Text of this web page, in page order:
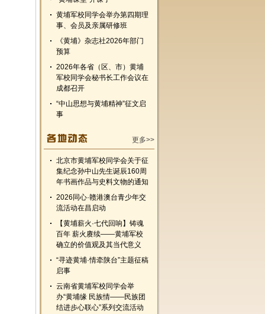
黄埔军校同学会举办第四期理
事、会员及亲属研修班
《黄埔》杂志社2026年部门
预算
2026年各省（区、市）黄埔
军校同学会秘书长工作会议在
成都召开
“中山思想与黄埔精神”征文启
事
更多>>
北京市黄埔军校同学会关于征
集纪念孙中山先生诞辰160周
年书画作品与史料文物的通知
2026同心·赣港澳台青少年交
流活动在昌启动
【黄埔薪火·七代回响】铸魂
百年 薪火赓续——黄埔军校
确立的价值观及其当代意义
“寻迹黄埔·情牵陕台”主题征稿
启事
云南省黄埔军校同学会举
办“黄埔缘 民族情——民族团
结进步心联心”系列交流活动